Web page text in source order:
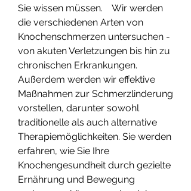
Sie wissen müssen.    Wir werden
die verschiedenen Arten von
Knochenschmerzen untersuchen -
von akuten Verletzungen bis hin zu
chronischen Erkrankungen.
Außerdem werden wir effektive
Maßnahmen zur Schmerzlinderung
vorstellen, darunter sowohl
traditionelle als auch alternative
Therapiemöglichkeiten. Sie werden
erfahren, wie Sie Ihre
Knochengesundheit durch gezielte
Ernährung und Bewegung